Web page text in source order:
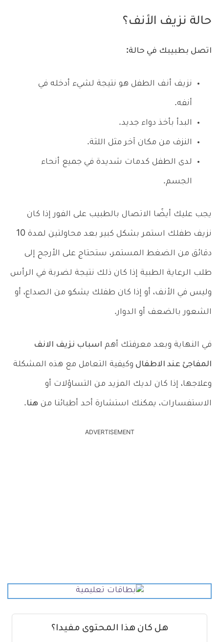
حالة نزيف الأنف؟
اتصل بطبيبك في حالة:
نزيف أنف الطفل هو نتيجة لشيء أدخله في
أنفه.
البدأ بأخذ دواء جديد.
النزف من مكان آخر مثل اللثة.
لدى الطفل كدمات شديدة في جميع أنحاء
الجسم.
يجب عليك أيضًا الاتصال بالطبيب على الفور إذا كان
نزيف طفلك استمر بشكل كبير بعد محاولتين لمدة 10
دقائق من الضغط المستمر، ستحتاج على الأرجح إلى
طلب الرعاية الطبية إذا كان ذلك نتيجة لضربة في الرأس
وليس في الأنف، أو إذا كان طفلك يشكو من الصداع، أو
الشعور بالضعف أو الدوار.
في النهاية وبعد معرفتك أهم اسباب نزيف الانف
المفاجئ عند الاطفال وكيفية التعامل مع هذه المشكلة
وعلاجها، إذا كان لديك المزيد من التساؤلات أو
الاستفسارات، يمكنك استشارة أحد أطبائنا من هنا.
ADVERTISEMENT
هل كان هذا المحتوى مفيدا؟